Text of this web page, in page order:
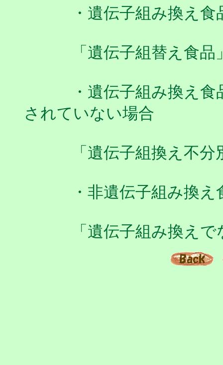
・遺伝子組み換え
「遺伝子組替え食品
・ 遺伝子組み換え食
されていない場合
「遺伝子組換え不分
・非遺伝子組み換え
「遺伝子組み換え